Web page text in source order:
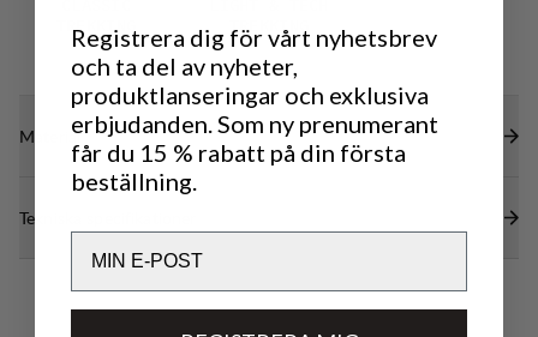
TREKKING
TREKKING
Material
Tekniska specifikationer
Registrera dig för vårt nyhetsbrev
och ta del av nyheter,
produktlanseringar och exklusiva
erbjudanden. Som ny prenumerant
får du 15 % rabatt på din första
beställning.